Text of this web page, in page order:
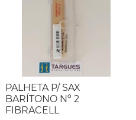
PALHETA P/ SAX
BARÍTONO Nº 2
FIBRACELL